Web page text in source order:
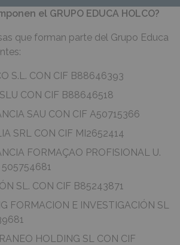
el GRUPO EDUCA HOLCO?
que forman parte del Grupo Educa
S.L. CON CIF B88646393
CON CIF B88646518
SAU CON CIF A50715366
SRL CON CIF MI2652414
FORMAÇAO PROFISIONAL U.
SL. CON CIF B85243871
FORMACION E INVESTIGACIÓN SL
HOLDING SL CON CIF